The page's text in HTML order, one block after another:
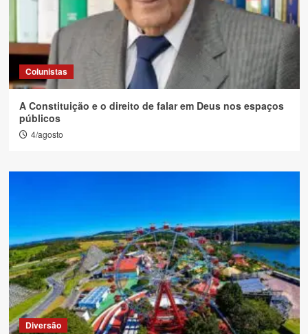
Colunistas
A Constituição e o direito de falar em Deus nos espaços
públicos
4/agosto
Diversão